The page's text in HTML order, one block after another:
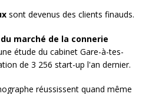
sont devenus des clients finauds.
marché de la connerie
étude du cabinet Gare-à-tes-
de 3 256 start-up l'an dernier.
réussissent quand même